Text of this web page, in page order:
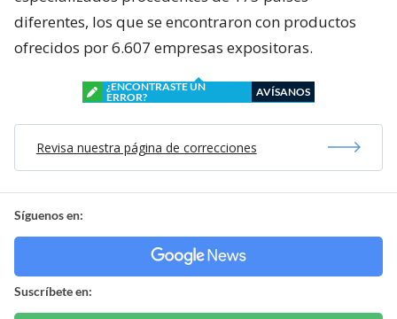
diferentes, los que se encontraron con productos
ofrecidos por 6.607 empresas expositoras.
¿ENCONTRASTE UN
ERROR?
AVÍSANOS
Revisa nuestra página de correcciones
Síguenos en:
Suscríbete en: